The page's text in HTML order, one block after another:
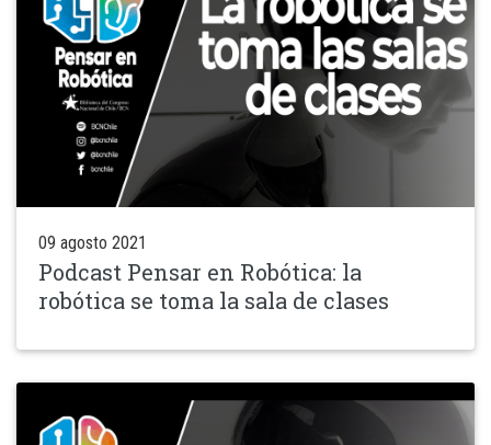
09 agosto 2021
Podcast Pensar en Robótica: la
robótica se toma la sala de clases